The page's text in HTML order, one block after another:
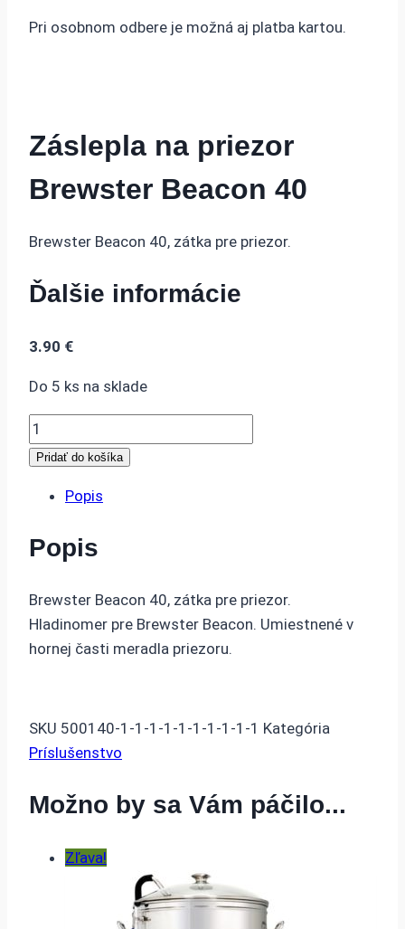
Pri osobnom odbere je možná aj platba kartou.
Záslepla na priezor
Brewster Beacon 40
Brewster Beacon 40, zátka pre priezor.
Ďalšie informácie
3.90 €
Do 5 ks na sklade
množstvo
Záslepla
priezor
Beacon
Pridať do košíka
Popis
Popis
Brewster Beacon 40, zátka pre priezor.
Hladinomer pre Brewster Beacon. Umiestnené v
hornej časti meradla priezoru.
SKU 500140-1-1-1-1-1-1-1-1-1-1 Kategória
Príslušenstvo
Možno by sa Vám páčilo...
Zľava!